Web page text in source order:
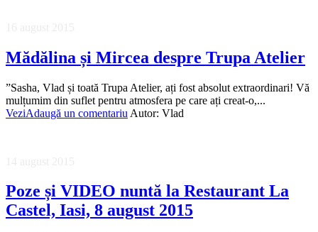
Mădălina și Mircea despre Trupa Atelier
”Sasha, Vlad și toată Trupa Atelier, ați fost absolut extraordinari! Vă
mulțumim din suflet pentru atmosfera pe care ați creat-o,...
VeziAdaugă un comentariu Autor: Vlad
Poze și VIDEO nuntă la Restaurant La
Castel, Iasi, 8 august 2015